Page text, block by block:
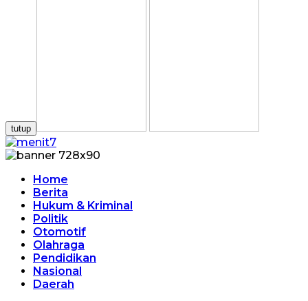
tutup
Home
Berita
Hukum & Kriminal
Politik
Otomotif
Olahraga
Pendidikan
Nasional
Daerah